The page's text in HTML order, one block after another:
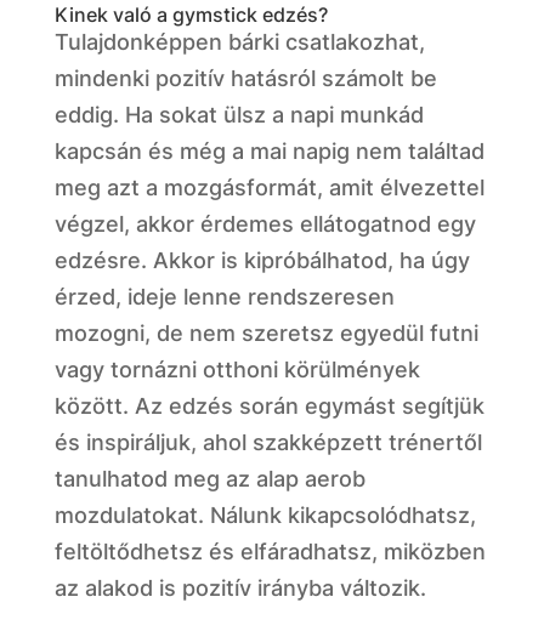
Kinek való a gymstick edzés?
Tulajdonképpen bárki csatlakozhat,
mindenki pozitív hatásról számolt be
eddig. Ha sokat ülsz a napi munkád
kapcsán és még a mai napig nem találtad
meg azt a mozgásformát, amit élvezettel
végzel, akkor érdemes ellátogatnod egy
edzésre. Akkor is kipróbálhatod, ha úgy
érzed, ideje lenne rendszeresen
mozogni, de nem szeretsz egyedül futni
vagy tornázni otthoni körülmények
között. Az edzés során egymást segítjük
és inspiráljuk, ahol szakképzett trénertől
tanulhatod meg az alap aerob
mozdulatokat. Nálunk kikapcsolódhatsz,
feltöltődhetsz és elfáradhatsz, miközben
az alakod is pozitív irányba változik.